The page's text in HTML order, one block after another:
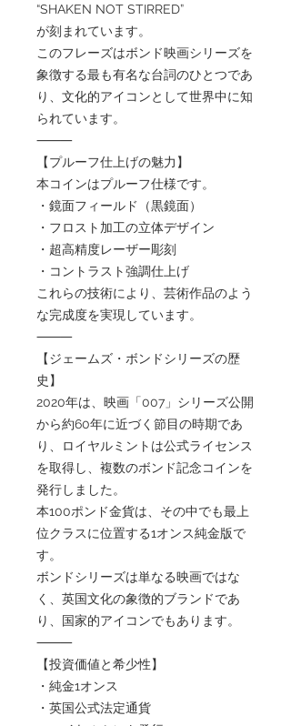
“SHAKEN NOT STIRRED”
が刻まれています。
このフレーズはボンド映画シリーズを
象徴する最も有名な台詞のひとつであ
り、文化的アイコンとして世界中に知
られています。
⸻
【プルーフ仕上げの魅力】
本コインはプルーフ仕様です。
・鏡面フィールド（黒鏡面）
・フロスト加工の立体デザイン
・超高精度レーザー彫刻
・コントラスト強調仕上げ
これらの技術により、芸術作品のよう
な完成度を実現しています。
⸻
【ジェームズ・ボンドシリーズの歴
史】
2020年は、映画「007」シリーズ公開
から約60年に近づく節目の時期であ
り、ロイヤルミントは公式ライセンス
を取得し、複数のボンド記念コインを
発行しました。
本100ポンド金貨は、その中でも最上
位クラスに位置する1オンス純金版で
す。
ボンドシリーズは単なる映画ではな
く、英国文化の象徴的ブランドであ
り、国家的アイコンでもあります。
⸻
【投資価値と希少性】
・純金1オンス
・英国公式法定通貨